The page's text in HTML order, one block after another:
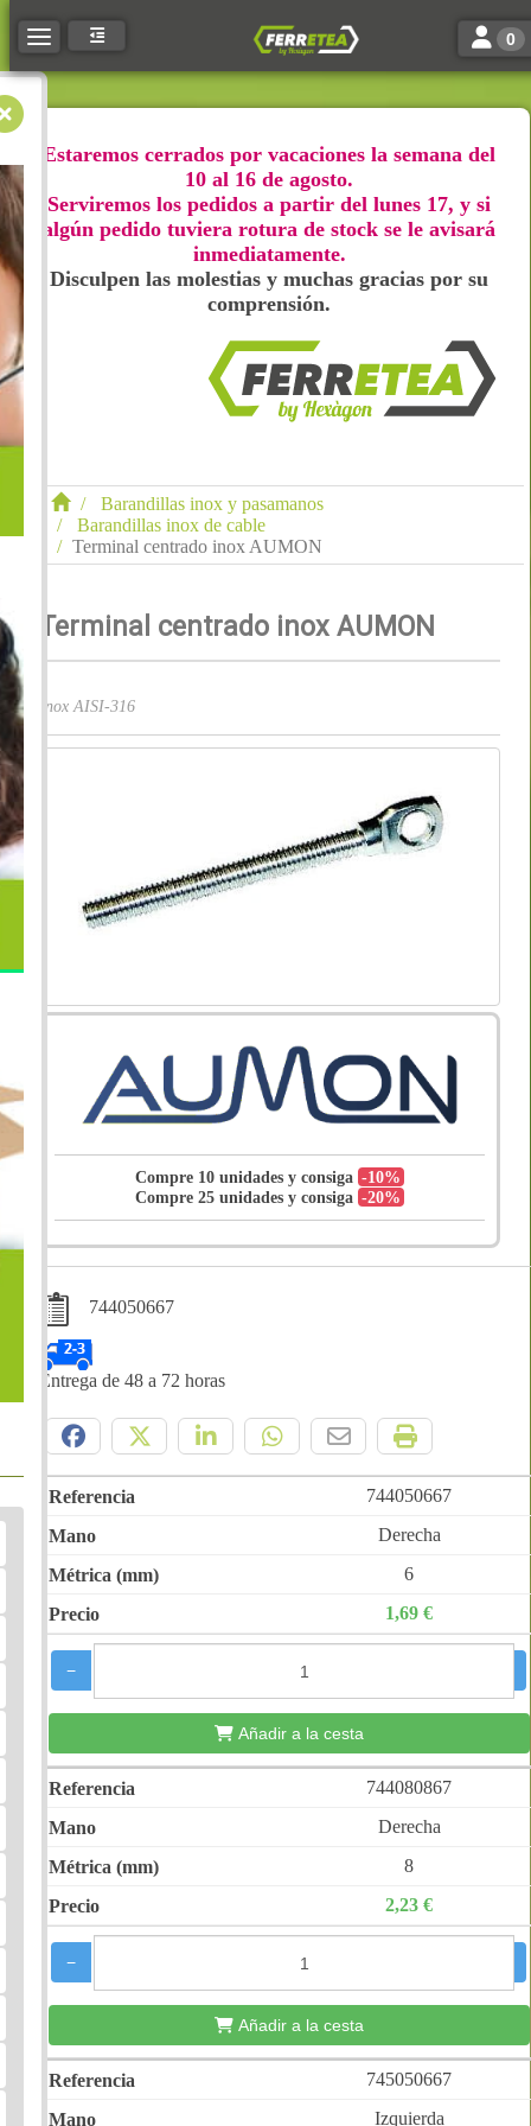
Toggle navigation Toggle
0
Estaremos cerrados por vacaciones la semana del
10 al 16 de agosto.
Serviremos los pedidos a partir del lunes 17, y si
algún pedido tuviera rotura de stock se le avisará
inmediatamente.
Disculpen las molestias y muchas gracias por su
comprensión.
Barandillas inox y pasamanos
Barandillas inox de cable
Terminal centrado inox AUMON
Terminal centrado inox AUMON
Inox AISI-316
Compre 10 unidades y consiga -10%
Compre 25 unidades y consiga -20%
744050667
Entrega de 48 a 72 horas
744050667
Derecha
6
1,69 €
−
Añadir a la cesta
744080867
Derecha
8
2,23 €
−
Añadir a la cesta
745050667
Izquierda